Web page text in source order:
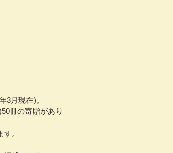
3月現在)。
冊の寄贈があり
。